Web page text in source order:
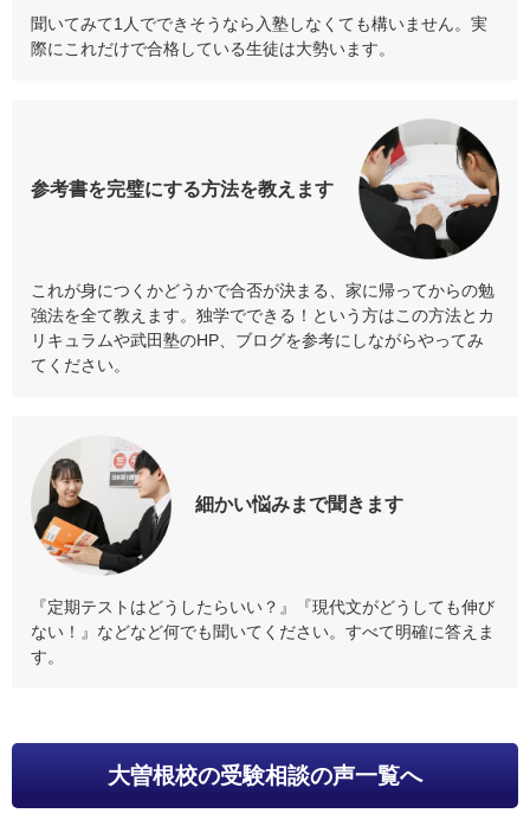
聞いてみて1人でできそうなら入塾しなくても構いません。実
際にこれだけで合格している生徒は大勢います。
参考書を完璧にする方法を教えます
これが身につくかどうかで合否が決まる、家に帰ってからの勉
強法を全て教えます。独学でできる！という方はこの方法とカ
リキュラムや武田塾のHP、ブログを参考にしながらやってみ
てください。
細かい悩みまで聞きます
『定期テストはどうしたらいい？』『現代文がどうしても伸び
ない！』などなど何でも聞いてください。すべて明確に答えま
す。
大曽根校の受験相談の声一覧へ